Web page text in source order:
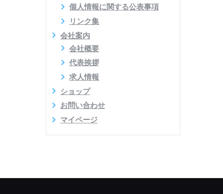
個人情報に関する公表事項
リンク集
会社案内
会社概要
代表挨拶
求人情報
ショップ
お問い合わせ
マイページ